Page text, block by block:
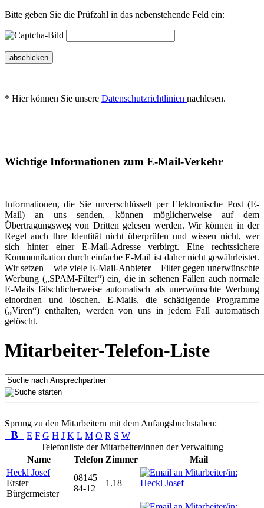
Bitte geben Sie die Prüfzahl in das nebenstehende Feld ein:
abschicken
* Hier können Sie unsere Datenschutzrichtlinien nachlesen.
Wichtige Informationen zum E-Mail-Verkehr
Informationen, die Sie unverschlüsselt per Elektronische Post (E-
Mail) an uns senden, können möglicherweise auf dem
Übertragungsweg von Dritten gelesen werden. Wir können in der
Regel auch Ihre Identität nicht überprüfen und wissen nicht, wer
sich hinter einer E-Mail-Adresse verbirgt. Eine rechtssichere
Kommunikation durch einfache E-Mail ist daher nicht gewährleistet.
Wir setzen – wie viele E-Mail-Anbieter – Filter gegen unerwünschte
Werbung („SPAM-Filter“) ein, die in seltenen Fällen auch normale
E-Mails fälschlicherweise automatisch als unerwünschte Werbung
einordnen und löschen. E-Mails, die schädigende Programme
(„Viren“) enthalten, werden von uns in jedem Fall automatisch
gelöscht.
Mitarbeiter-Telefon-Liste
Sprung zu den Mitarbeitern mit dem Anfangsbuchstaben:
B E F G H J K L M O R S W
Telefonliste der Mitarbeiter/innen der Verwaltung
Name
Telefon Zimmer
Mail
Heckl Josef
Erster
Bürgermeister
08145
84-12
1.18